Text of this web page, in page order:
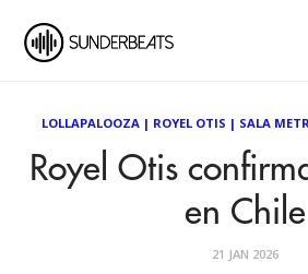
LOLLAPALOOZA| ROYEL OTIS | SALA
Royel Otis
en Chile
21 JAN 2026